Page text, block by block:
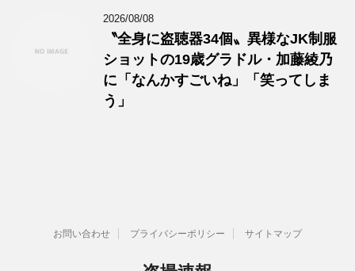
2026/08/08
〝全身に盗聴器34個〟異様なJK制服
ショットの19歳グラドル・加藤綾乃
に「なんかすごいね」「笑ってしま
う」
お問い合わせ プライバシーポリシー サイトマップ